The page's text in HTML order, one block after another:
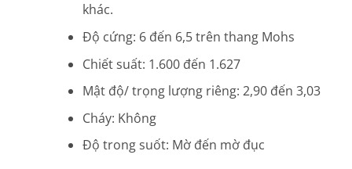
khác.
Độ cứng: 6 đến 6,5 trên thang Mohs
Chiết suất: 1.600 đến 1.627
Mật độ/ trọng lượng riêng: 2,90 đến 3,03
Cháy: Không
Độ trong suốt: Mờ đến mờ đục